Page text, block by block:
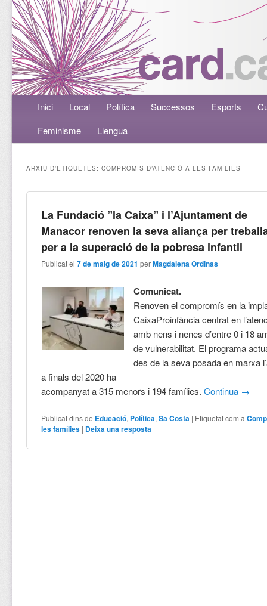
Menú principalAneu al contingut principal
Aneu al contingut secundari
Inici Local Política Successos Esports
Feminisme
Llengua
ARXIU D'ETIQUETES:COMPROMIS D’ATENCIÓ A LES FAMÍLIES
La Fundació ”la Caixa” i l’Ajuntament de
Manacor renoven la seva aliança per
per a la superació de la pobresa infantil
Publicat el7 de maig de 2021 perMagdalena Ordinas
Comunicat.
Renoven el compromís en la
CaixaProinfància centrat en
amb nens i nenes d’entre 0 i 18
de vulnerabilitat. El programa
des de la seva posada en marxa
a finals del 2020 ha
acompanyat a 315 menors i 194 famílies.Continua →
Publicat dins de Educació, Política,Sa Costa | Etiquetat com a
les famílies | Deixa una resposta